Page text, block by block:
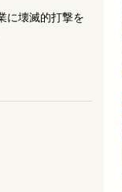
に壊滅的打撃を